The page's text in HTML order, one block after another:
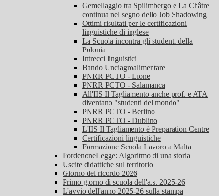
Gemellaggio tra Spilimbergo e La Châtre
continua nel segno dello Job Shadowing
Ottimi risultati per le certificazioni
linguistiche di inglese
La Scuola incontra gli studenti della
Polonia
Intrecci linguistici
Bando Unciagroalimentare
PNRR PCTO - Lione
PNRR PCTO - Salamanca
All'IIS Il Tagliamento anche prof. e ATA
diventano "studenti del mondo"
PNRR PCTO - Berlino
PNRR PCTO - Dublino
L'IIS Il Tagliamento è Preparation Centre
Certificazioni linguistiche
Formazione Scuola Lavoro a Malta
PordenoneLegge: Algoritmo di una storia
Uscite didattiche sul territorio
Giorno del ricordo 2026
Primo giorno di scuola dell'a.s. 2025-26
L'avvio dell'anno 2025-26 sulla stampa